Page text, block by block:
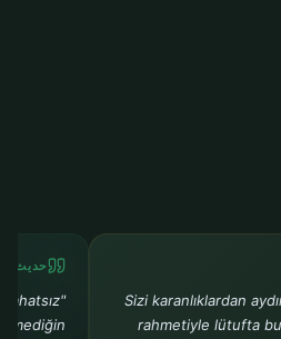
"Sizi karanlıklardan
rahmetiyle lütufta
حدیث
rahatsız